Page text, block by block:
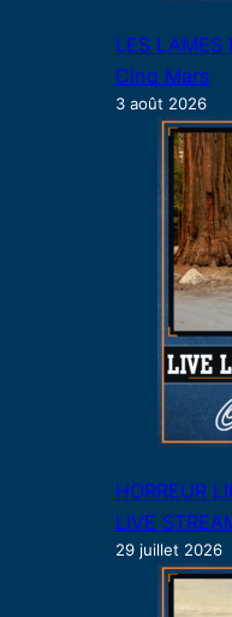
LES
Cinq Mars
3 août 2026
HORREUR
LIVE
29 juillet 2026